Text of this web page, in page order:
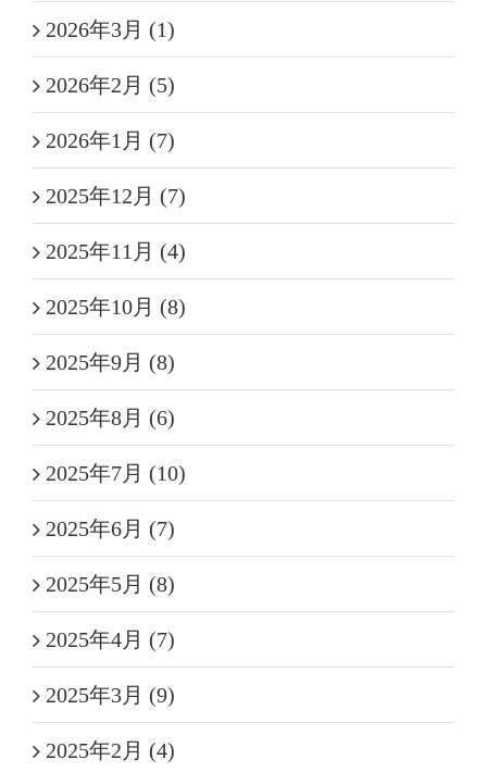
2026年3月 (1)
2026年2月 (5)
2026年1月 (7)
2025年12月 (7)
2025年11月 (4)
2025年10月 (8)
2025年9月 (8)
2025年8月 (6)
2025年7月 (10)
2025年6月 (7)
2025年5月 (8)
2025年4月 (7)
2025年3月 (9)
2025年2月 (4)